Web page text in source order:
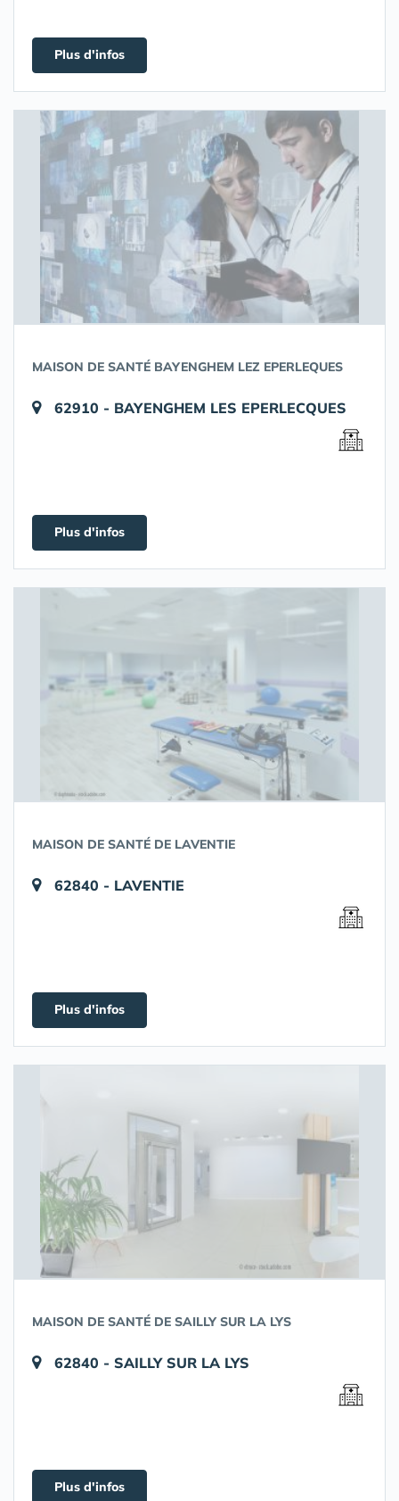
Plus d'infos
MAISON DE SANTÉ BAYENGHEM LEZ EPERLEQUES
62910 - BAYENGHEM LES EPERLECQUES
Plus d'infos
MAISON DE SANTÉ DE LAVENTIE
62840 - LAVENTIE
Plus d'infos
MAISON DE SANTÉ DE SAILLY SUR LA LYS
62840 - SAILLY SUR LA LYS
Plus d'infos